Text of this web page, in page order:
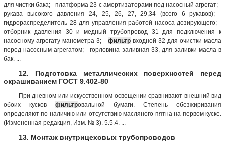
для чистки бака; - платформа 23 с амортизаторами под насосный агрегат; -
рукава высокого давления 24, 25, 26, 27, 29,34 (всего 6 рукавов); -
гидрораспределитель 28 для управления работой насоса дозирующего; -
отборник давления 30 и медный трубопровод 31 для подключения к
насосному агрегату манометра 3; - фильтрвходной 32 для очистки масла
перед насосным агрегатом; - горловина заливная 33, для заливки масла в
бак. ...
12. Подготовка металлических поверхностей перед
окрашиванием ГОСТ 9.402-80
При дневном или искусственном освещении сравнивают внешний вид
обоих кусков фильтровальной бумаги. Степень обезжиривания
определяют по наличию или отсутствию масляного пятна на первом куске.
(Измененная редакция, Изм. № 3). 5.5.4. ...
13. Монтаж внутрицеховых трубопроводов